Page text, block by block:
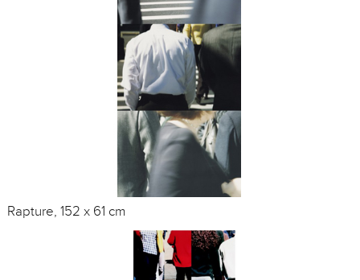
Rapture, 152 x 61 cm